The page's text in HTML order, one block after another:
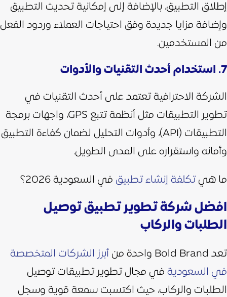
إطلاق التطبيق، بالإضافة إلى إمكانية تحديث التطبيق
وإضافة مزايا جديدة وفق احتياجات العملاء وردود الفعل
من المستخدمين.
7. استخدام أحدث التقنيات والأدوات
الشركة الاحترافية تعتمد على أحدث التقنيات في
تطوير التطبيقات مثل أنظمة تتبع GPS، واجهات برمجة
التطبيقات (API)، وأدوات التحليل لضمان كفاءة التطبيق
وأمانه واستقراره على المدى الطويل.
ما هيتكلفة إنشاء تطبيق في السعودية 2026؟
افضل شركة تطوير تطبيق توصيل
الطلبات والركاب
​​تعد Bold Brand واحدة من
أبرز الشركات المتخصصة
في السعودية في مجال تطوير تطبيقات توصيل
الطلبات والركاب، حيث اكتسبت سمعة قوية وسجل